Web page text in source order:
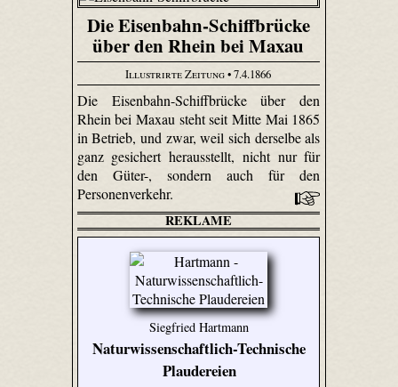
Die Eisenbahn-Schiffbrücke
über den Rhein bei Maxau
Illustrirte Zeitung• 7.4.1866
Die Eisenbahn-Schiffbrücke über den
Rhein bei Maxau steht seit Mitte Mai 1865
in Betrieb, und zwar, weil sich derselbe als
ganz gesichert herausstellt, nicht nur für
den Güter-, sondern auch für den
Personenverkehr.
REKLAME
Siegfried Hartmann
Naturwissenschaftlich-Technische
Plaudereien